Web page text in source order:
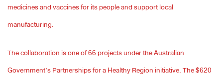
medicines and vaccines for its people and support local
manufacturing.
The collaboration is one of 66 projects under the Australian
Government’s Partnerships for a Healthy Region initiative. The $620